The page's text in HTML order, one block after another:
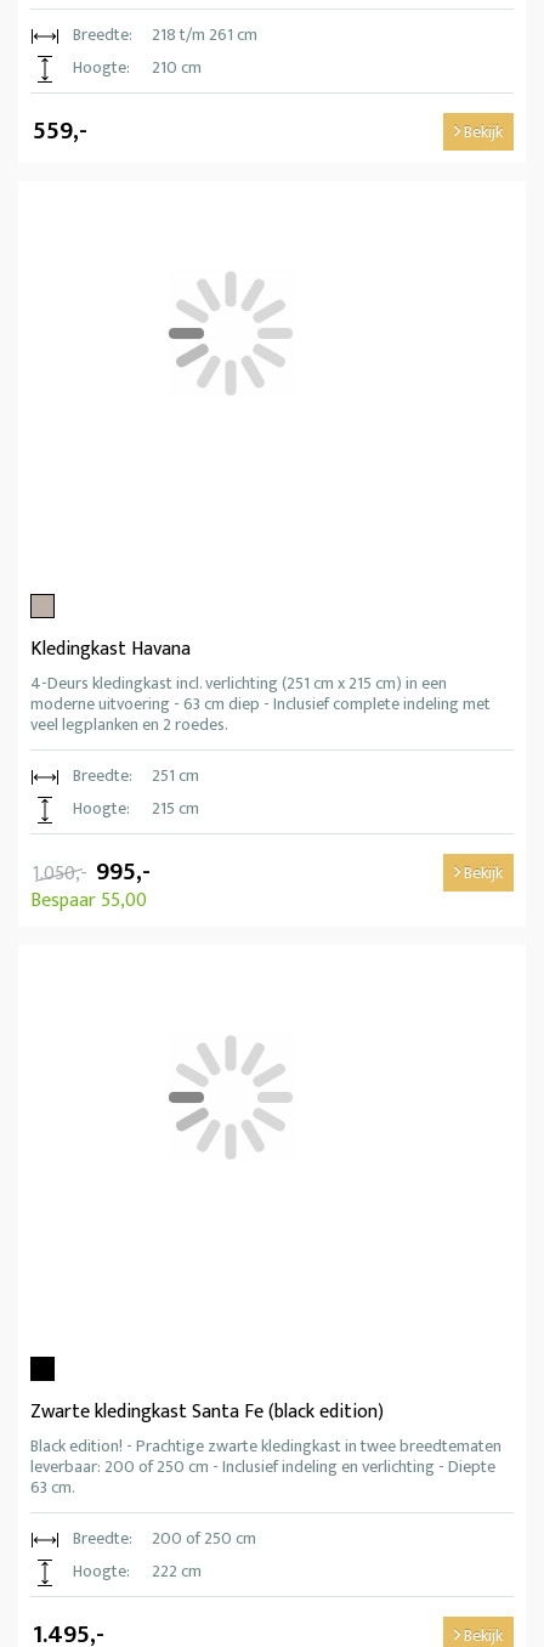
Breedte:
218 t/m 261 cm
Hoogte:
210 cm
559,- Bekijk
Kledingkast Havana
4-Deurs kledingkast incl. verlichting (251 cm x 215 cm) in een
moderne uitvoering - 63 cm diep - Inclusief complete indeling met
veel legplanken en 2 roedes.
Breedte:
251 cm
Hoogte:
215 cm
1.050,- 995,-
Bespaar 55,00
Bekijk
Zwarte kledingkast Santa Fe (black edition)
Black edition! - Prachtige zwarte kledingkast in twee breedtematen
leverbaar: 200 of 250 cm - Inclusief indeling en verlichting - Diepte
63 cm.
Breedte:
200 of 250 cm
Hoogte:
222 cm
1.495,- Bekijk